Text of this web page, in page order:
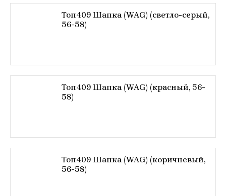
Топ409 Шапка (WAG) (светло-серый,
56-58)
Топ409 Шапка (WAG) (красный, 56-
58)
Топ409 Шапка (WAG) (коричневый,
56-58)